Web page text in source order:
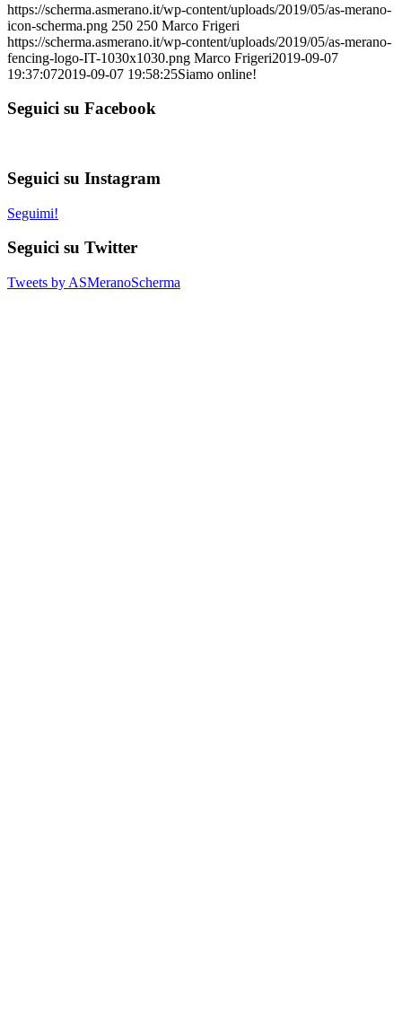
https://scherma.asmerano.it/wp-content/uploads/2019/05/as-merano-
icon-scherma.png 250 250 Marco Frigeri
https://scherma.asmerano.it/wp-content/uploads/2019/05/as-merano-
fencing-logo-IT-1030x1030.png Marco Frigeri2019-09-07
19:37:072019-09-07 19:58:25Siamo online!
Seguici su Facebook
Seguici su Instagram
Seguimi!
Seguici su Twitter
Tweets by ASMeranoScherma